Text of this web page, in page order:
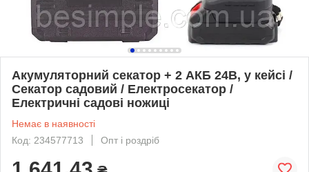
Акумуляторний секатор + 2 АКБ 24В, у кейсі /
Секатор садовий / Електросекатор /
Електричні садові ножиці
Немає в наявності
Код: 234577713
Опт і роздріб